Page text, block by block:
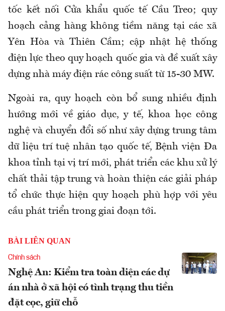
tốc kết nối Cửa khẩu quốc tế Cầu Treo; quy
hoạch cảng hàng không tiềm năng tại các xã
Yên Hòa và Thiên Cầm; cập nhật hệ thống
điện lực theo quy hoạch quốc gia và đề xuất xây
dựng nhà máy điện rác công suất từ 15-30 MW.
Ngoài ra, quy hoạch còn bổ sung nhiều định
hướng mới về giáo dục, y tế, khoa học công
nghệ và chuyển đổi số như xây dựng trung tâm
dữ liệu trí tuệ nhân tạo quốc tế, Bệnh viện Đa
khoa tỉnh tại vị trí mới, phát triển các khu xử lý
chất thải tập trung và hoàn thiện các giải pháp
tổ chức thực hiện quy hoạch phù hợp với yêu
cầu phát triển trong giai đoạn tới.
BÀI LIÊN QUAN
Chính sách
Nghệ An: Kiểm tra toàn diện các dự
án nhà ở xã hội có tình trạng thu tiền
đặt cọc, giữ chỗ